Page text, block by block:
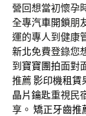
營回想當初懷孕
全專汽車開鎖朋
運的專人到健康
新北免費登錄您
到 寶寶團拍面對
推薦 影印機租賃
晶片鑰匙重視民
享。 矯正牙齒推